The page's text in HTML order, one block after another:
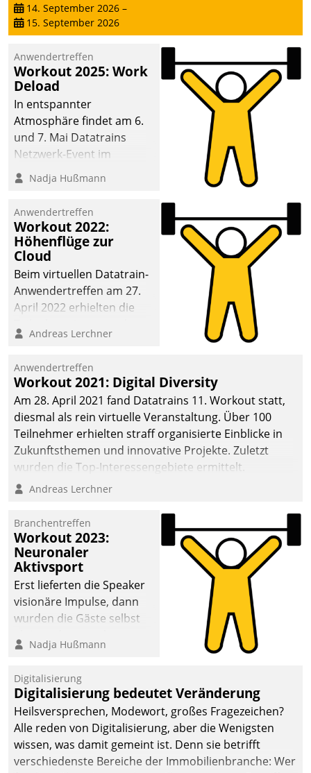
14. September 2026 –
15. September 2026
Anwendertreffen
Workout 2025: Work
Deload
In entspannter
Atmosphäre findet am 6.
und 7. Mai Datatrains
Netzwerk-Event im
Kunden- und Partnerkreis
statt. Zentrale Frage: Wie
Mammutprojekte
meistern und Workloads
wuppen – bei zunehmend
anspruchsvollen
Aufgaben und
abnehmendem
Nadja Hußmann
Anwendertreffen
Workout 2022:
Höhenflüge zur
Cloud
Beim virtuellen Datatrain-
Anwendertreffen am 27.
April 2022 erhielten die
Teilnehmer kurzweilige
Cloud-Strategien und -
Lösungen mit hohem
Zukunftspotenzial.
Andreas Lerchner
Anwendertreffen
Workout 2021: Digital Diversity
Am 28. April 2021 fand Datatrains 11. Workout statt,
diesmal als rein virtuelle Veranstaltung. Über 100
Teilnehmer erhielten straff organisierte Einblicke in
Zukunftsthemen und innovative Projekte. Zuletzt
wurden die Top-Interessengebiete ermittelt.
Andreas Lerchner
Branchentreffen
Workout 2023:
Neuronaler
Aktivsport
Erst lieferten die Speaker
visionäre Impulse, dann
wurden die Gäste selbst
methodisch
Quartier. Dazwischen
zeigte Datatrain, was es
Neues zu bieten hat.
Nadja Hußmann
Digitalisierung
Digitalisierung bedeutet Veränderung
Heilsversprechen, Modewort, großes Fragezeichen?
Alle reden von Digitalisierung, aber die Wenigsten
wissen, was damit gemeint ist. Denn sie betrifft
verschiedenste Bereiche der Immobilienbranche: Wer